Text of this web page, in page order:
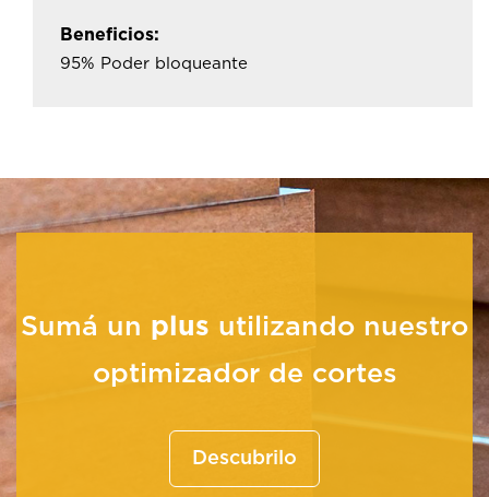
Beneficios:
95% Poder bloqueante
Sumá un plus utilizando nuestro
optimizador de cortes
Descubrilo